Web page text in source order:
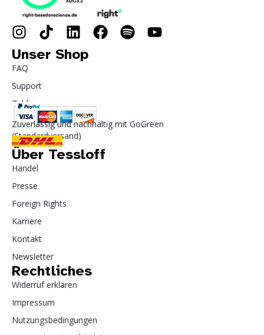
Unser Shop
FAQ
Support
Zahlung
Zuverlässig und nachhaltig mit GoGreen
(Standardversand)
Über Tessloff
Handel
Presse
Foreign Rights
Karriere
Kontakt
Newsletter
Rechtliches
Widerruf erklären
Impressum
Nutzungsbedingungen